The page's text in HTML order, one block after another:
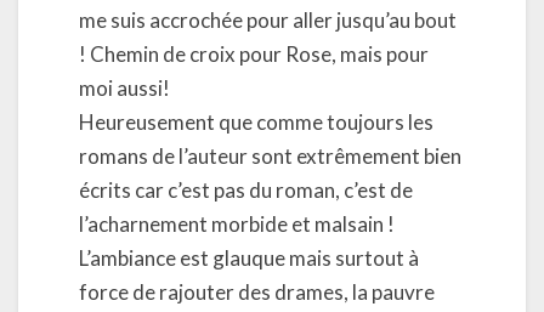
me suis accrochée pour aller jusqu’au bout
! Chemin de croix pour Rose, mais pour
moi aussi!
Heureusement que comme toujours les
romans de l’auteur sont extrêmement bien
écrits car c’est pas du roman, c’est de
l’acharnement morbide et malsain !
L’ambiance est glauque mais surtout à
force de rajouter des drames, la pauvre